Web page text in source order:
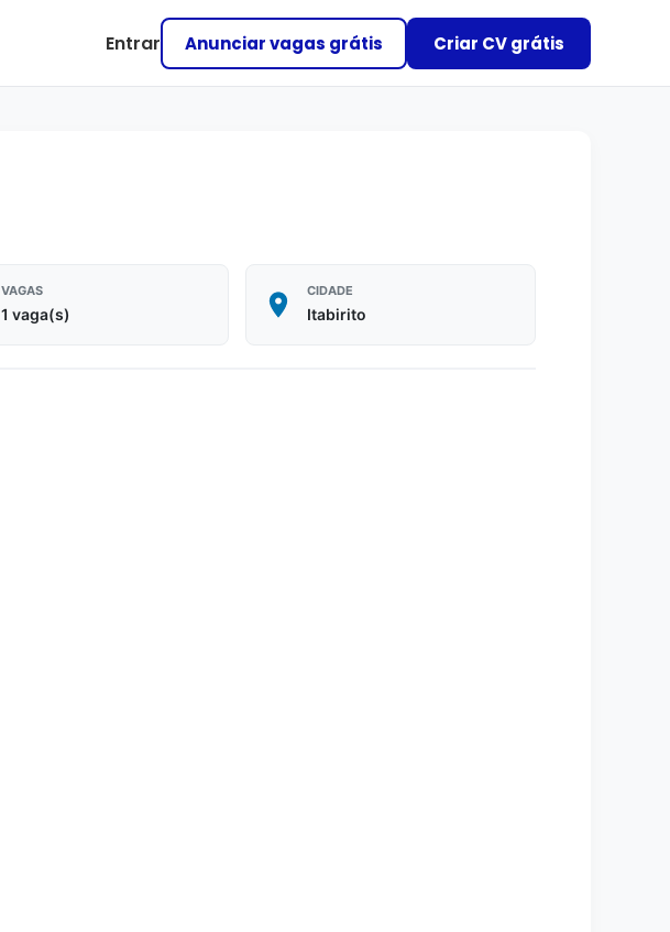
Entrar Anunciar vagas grátis Criar CV grátis
VAGAS
1 vaga(s)
CIDADE
Itabirito